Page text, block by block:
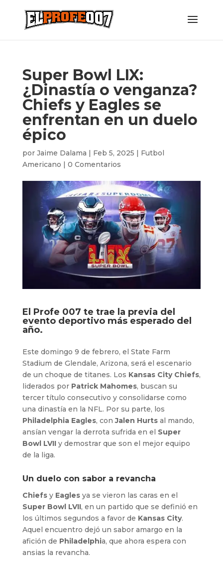
Super Bowl LIX:
¿Dinastía o venganza?
Chiefs y Eagles se
enfrentan en un duelo
épico
por Jaime Dalama | Feb 5, 2025 | Futbol
Americano | 0 Comentarios
El Profe 007 te trae la previa del
evento deportivo más esperado del
año.
Este domingo 9 de febrero, el State Farm
Stadium de Glendale, Arizona, será el escenario
de un choque de titanes. Los Kansas City Chiefs,
liderados por Patrick Mahomes, buscan su
tercer título consecutivo y consolidarse como
una dinastía en la NFL. Por su parte, los
Philadelphia Eagles, con Jalen Hurtsal mando,
ansían vengar la derrota sufrida en el Super
Bowl LVII y demostrar que son el mejor equipo
de la liga.
Un duelo con sabor a revancha
Chiefs yEagles ya se vieron las caras en el
Super Bowl LVII, en un partido que se definió en
los últimos segundos a favor de Kansas City.
Aquel encuentro dejó un sabor amargo en la
afición de Philadelphia, que ahora espera con
ansias la revancha.